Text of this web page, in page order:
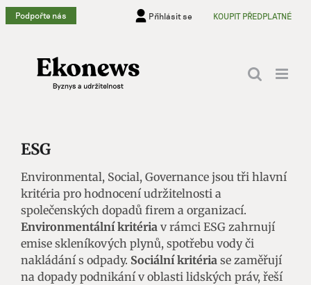
Přeskočit
na
Podpořte nás Přihlásit se KOUPIT PŘEDPLATNÉ
ESG
Environmental, Social, Governance jsou tři hlavní
kritéria pro hodnocení udržitelnosti a
společenských dopadů firem a organizací.
Environmentální kritéria v rámci ESG zahrnují
emise skleníkových plynů, spotřebu vody či
nakládání s odpady. Sociální kritéria se zaměřují
na dopady podnikání v oblasti lidských práv, řeší